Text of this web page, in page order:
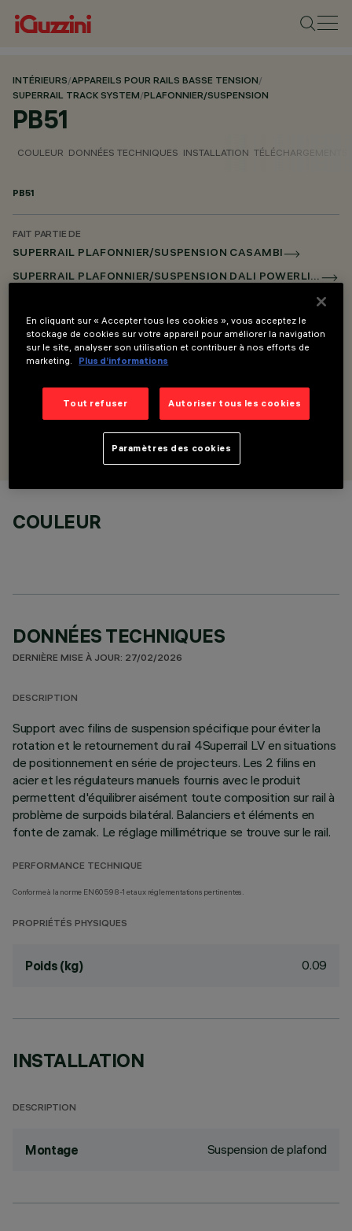
INTÉRIEURS/APPAREILS POUR RAILS BASSE TENSION/
SUPERRAIL TRACK SYSTEM/PLAFONNIER/SUSPENSION
PB51
COULEUR DONNÉES TECHNIQUES INSTALLATION TÉLÉCHARGEMENTS
PB51
FAIT PARTIE DE
SUPERRAIL PLAFONNIER/SUSPENSION CASAMBI
SUPERRAIL PLAFONNIER/SUSPENSION DALI POWERLINE
SUPERRAIL SUSPENSION UP/DOWN DALI POWERLINE
Kit de suspension anti-retournement
COULEUR
DONNÉES TECHNIQUES
DERNIÈRE MISE À JOUR: 27/02/2026
DESCRIPTION
Support avec filins de suspension spécifique pour éviter la
rotation et le retournement du rail 4Superrail LV en situations
de positionnement en série de projecteurs. Les 2 filins en
acier et les régulateurs manuels fournis avec le produit
permettent d'équilibrer aisément toute composition sur rail à
problème de surpoids bilatéral. Balanciers et éléments en
fonte de zamak. Le réglage millimétrique se trouve sur le rail.
PERFORMANCE TECHNIQUE
Conforme à la norme EN60598-1 et aux réglementations pertinentes.
PROPRIÉTÉS PHYSIQUES
Poids (kg) 0.09
INSTALLATION
DESCRIPTION
Montage Suspension de plafond
En cliquant sur « Accepter tous les cookies », vous acceptez le
stockage de cookies sur votre appareil pour améliorer la navigation
sur le site, analyser son utilisation et contribuer à nos efforts de
marketing.
Plus d’informations
Tout refuser Autoriser tous les cookies
Paramètres des cookies